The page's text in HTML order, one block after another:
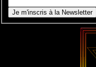
Je m'inscris à la Newsletter